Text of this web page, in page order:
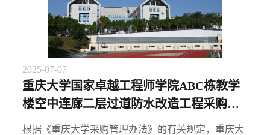
2025-07-07
重庆大学国家卓越工程师学院ABC栋教学
楼空中连廊二层过道防水改造工程采购公
告
根据《重庆大学采购管理办法》的有关规定，重庆大